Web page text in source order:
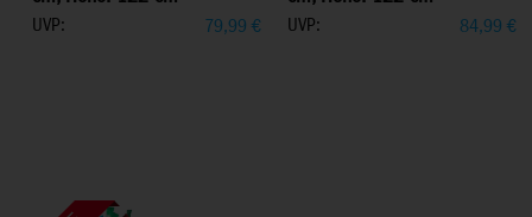
UVP: 79,99 € UVP: 84,99 €